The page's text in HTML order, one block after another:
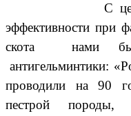
С целью
эффективности при
скота нами
антигельминтики:
проводили на 90
пестрой породы,